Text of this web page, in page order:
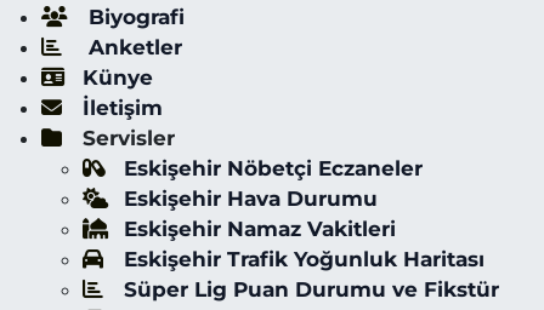
Biyografi
Anketler
Künye
İletişim
Servisler
Eskişehir Nöbetçi Eczaneler
Eskişehir Hava Durumu
Eskişehir Namaz Vakitleri
Eskişehir Trafik Yoğunluk Haritası
Süper Lig Puan Durumu ve Fikstür